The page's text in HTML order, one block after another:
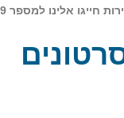
חייגו אלינו למספר